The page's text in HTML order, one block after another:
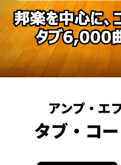
アンプ・エ
タブ・コ